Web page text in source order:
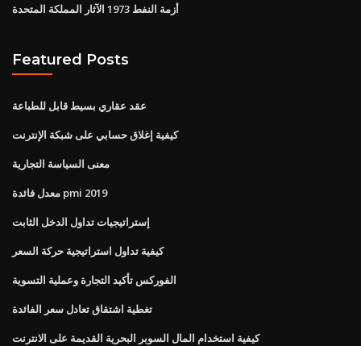
أزمة النفط 1973 الآثار المملكة المتحدة
Featured Posts
عقد عقاري بسيط قابل للطباعة
كيفية إغلاق حسابي على شبكة الإنترنت
معنى السياسة التجارية
معدل فائدة pmi 2019
إستراتيجيات تداول الدخل الثابت
كيفية تداول استراتيجية حركة السعر
الفوركس تأكيد التجارة وعملية التسوية
تغطية اشتقاق تعادل سعر الفائدة
كيفية استخدام المال السوبر البحرية القديمة على الانترنت